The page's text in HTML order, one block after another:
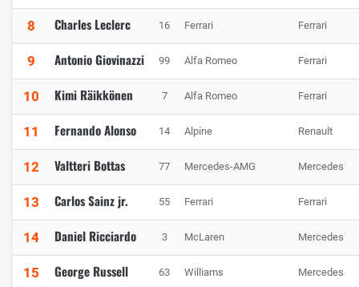
8 Charles Leclerc 16 Ferrari Ferrari
9 Antonio Giovinazzi 99 Alfa Romeo Ferrari
10 Kimi Räikkönen 7 Alfa Romeo Ferrari
11 Fernando Alonso 14 Alpine Renault
12 Valtteri Bottas 77 Mercedes-AMG Mercedes
13 Carlos Sainz jr. 55 Ferrari Ferrari
14 Daniel Ricciardo 3 McLaren Mercedes
15 George Russell 63 Williams Mercedes